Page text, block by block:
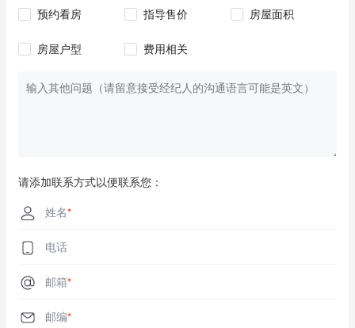
预约看房 指导售价 房屋面积
房屋户型 费用相关
请添加联系方式以便联系您：
姓名*
电话
邮箱*
邮编*